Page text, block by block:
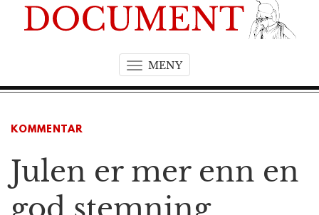
MENYT
o
a
i
KOMMENTAR
Julen er mer enn en